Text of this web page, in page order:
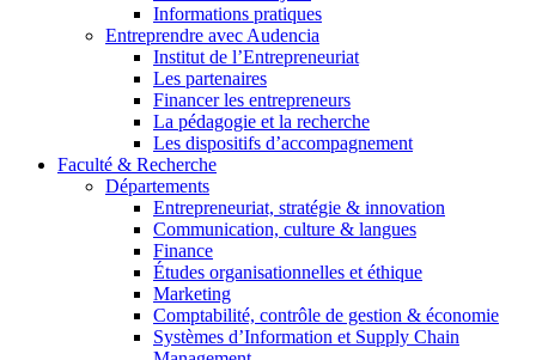
Informations pratiques
Entreprendre avec Audencia
Institut de l’Entrepreneuriat
Les partenaires
Financer les entrepreneurs
La pédagogie et la recherche
Les dispositifs d’accompagnement
Faculté & Recherche
Départements
Entrepreneuriat, stratégie & innovation
Communication, culture & langues
Finance
Études organisationnelles et éthique
Marketing
Comptabilité, contrôle de gestion & économie
Systèmes d’Information et Supply Chain